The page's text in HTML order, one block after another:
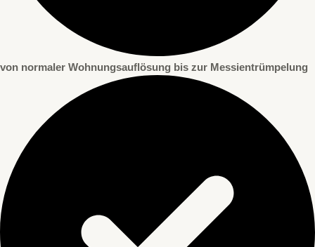
von normaler Wohnungsauflösung bis zur Messientrümpelung